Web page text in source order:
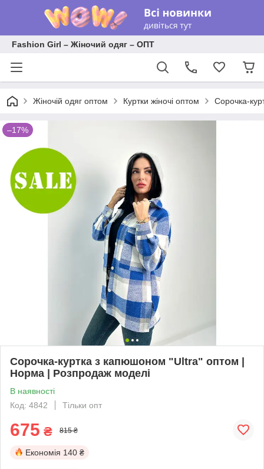
Fashion Girl – Жіночий одяг – ОПТ
Жіночій одяг оптом Куртки жіночі оптом Сорочка-
–17%
Сорочка-куртка з капюшоном "Ultra" оптом |
Норма | Розпродаж моделі
В наявності
Код: 4842
Тільки опт
675 ₴ 815 ₴
Економія 140 ₴